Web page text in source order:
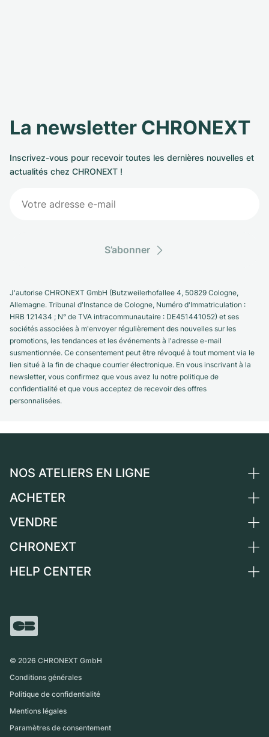
La newsletter CHRONEXT
Inscrivez-vous pour recevoir toutes les dernières nouvelles et
actualités chez CHRONEXT !
S’abonner
J'autorise CHRONEXT GmbH (Butzweilerhofallee 4, 50829 Cologne,
Allemagne. Tribunal d'Instance de Cologne, Numéro d'Immatriculation :
HRB 121434 ; N° de TVA intracommunautaire : DE451441052) et ses
sociétés associées à m'envoyer régulièrement des nouvelles sur les
promotions, les tendances et les événements à l'adresse e-mail
susmentionnée. Ce consentement peut être révoqué à tout moment via le
lien situé à la fin de chaque courrier électronique. En vous inscrivant à la
newsletter, vous confirmez que vous avez lu notre politique de
confidentialité et que vous acceptez de recevoir des offres
personnalisées.
NOS ATELIERS EN LIGNE
Allemagne
Suisse
France
International
ACHETER
Toutes les montres de luxe
Independent Brands
VENDRE
Vendre une montre
CHRONEXT
Qui sommes-nous ?
Magazine
HELP CENTER
Retrait sur place
© 2026 CHRONEXT GmbH
Conditions générales
Politique de confidentialité
Mentions légales
Paramètres de consentement